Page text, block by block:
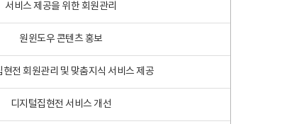
서비스 제공을 위한 회원관리
원윈도우 콘텐츠 홍보
현전 회원관리 및 맞춤지식 서비스 제공
디지털집현전 서비스 개선